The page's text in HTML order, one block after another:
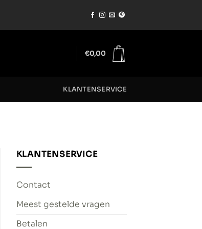
€0,00
KLANTENSERVICE
KLANTENSERVICE
Contact
Meest gestelde vragen
Betalen